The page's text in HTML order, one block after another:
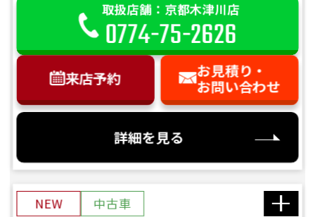
取扱店舗：京都木津川店
0774-75-2626
来店予約
お見積り・
お問い合わせ
詳細を見る
NEW 中古車